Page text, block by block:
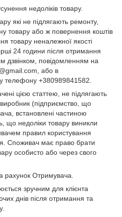
недоліків товару.
які не підлягають ремонту,
товару або ж повернення коштів
товару неналежної якості
24 години після отримання
дзвінком, повідомленням на
або в
телефону +380989841582.
цією статтею, не підлягають
(підприємство, що
встановлені частиною
що недоліки товару виникли
правил користування
Споживач має право брати
особисто або через свого
рахунок Отримувача.
зручним для клієнта
днів після отримання та